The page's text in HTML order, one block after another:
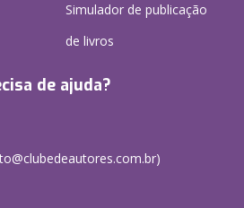
Simulador de publicação
de livros
de ajuda?